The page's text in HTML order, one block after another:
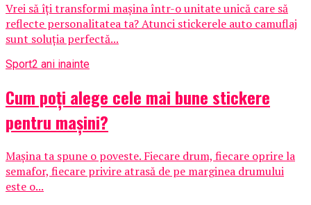
Vrei să îți transformi mașina într-o unitate unică care să
reflecte personalitatea ta? Atunci stickerele auto camuflaj
sunt soluția perfectă...
Sport2 ani inainte
Cum poți alege cele mai bune stickere
pentru mașini?
Mașina ta spune o poveste. Fiecare drum, fiecare oprire la
semafor, fiecare privire atrasă de pe marginea drumului
este o...